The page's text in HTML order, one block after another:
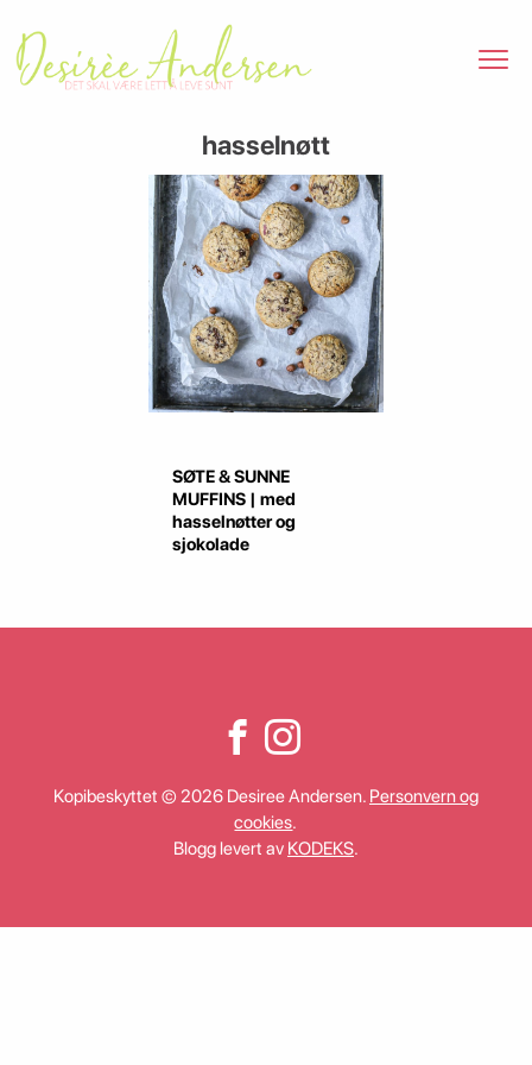
hasselnøtt
SØTE & SUNNE
MUFFINS | med
hasselnøtter og
sjokolade
Kopibeskyttet © 2026 Desiree Andersen. Personvern og
cookies.
Blogg levert av KODEKS.